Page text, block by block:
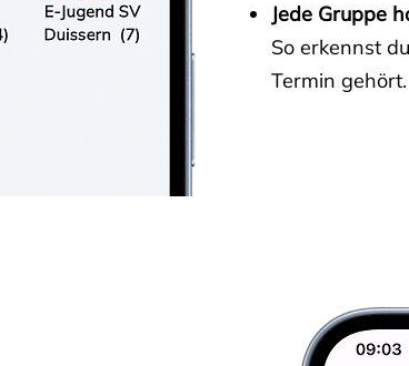
Jede Gruppe
So erkennst
Termin gehört.